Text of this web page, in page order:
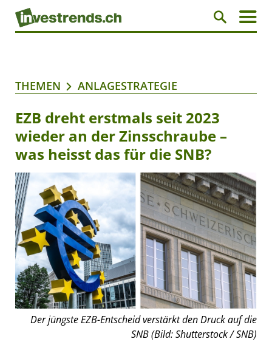
THEMEN ANLAGESTRATEGIE
EZB dreht erstmals seit 2023
wieder an der Zinsschraube –
was heisst das für die SNB?
Der jüngste EZB-Entscheid verstärkt den Druck auf die
SNB (Bild: Shutterstock / SNB)